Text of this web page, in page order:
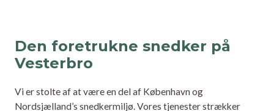
Den foretrukne snedker på
Vesterbro
Vi er stolte af at være en del af København og
Nordsjælland’s snedkermiljø. Vores tjenester strækker